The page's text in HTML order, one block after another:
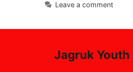
Leave a comment
Jagruk Youth